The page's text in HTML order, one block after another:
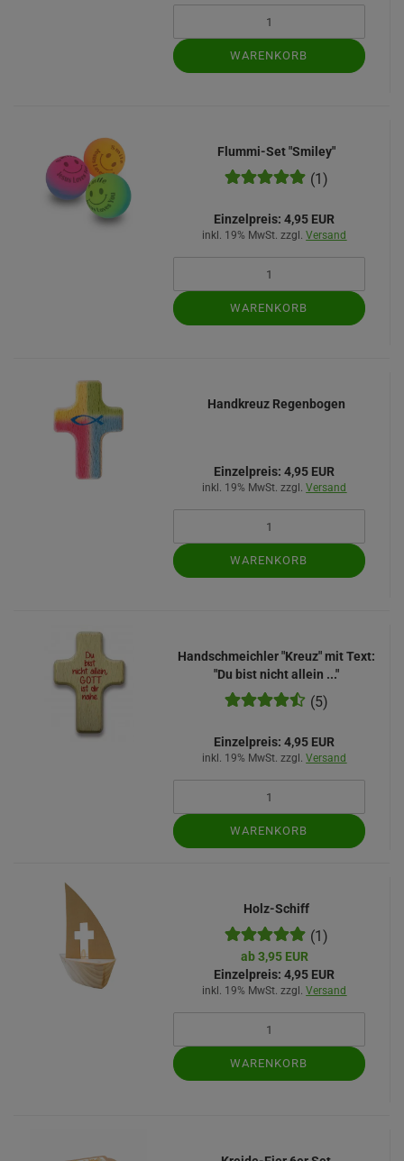
WARENKORB
Flummi-Set "Smiley"
(1)
Einzelpreis: 4,95 EUR
inkl. 19% MwSt. zzgl.Versand
WARENKORB
Handkreuz Regenbogen
Einzelpreis: 4,95 EUR
inkl. 19% MwSt. zzgl.Versand
WARENKORB
Handschmeichler "Kreuz" mit Text:
"Du bist nicht allein ..."
(5)
Einzelpreis: 4,95 EUR
inkl. 19% MwSt. zzgl.Versand
WARENKORB
Holz-Schiff
(1)
ab 3,95 EUR
Einzelpreis: 4,95 EUR
inkl. 19% MwSt. zzgl.Versand
WARENKORB